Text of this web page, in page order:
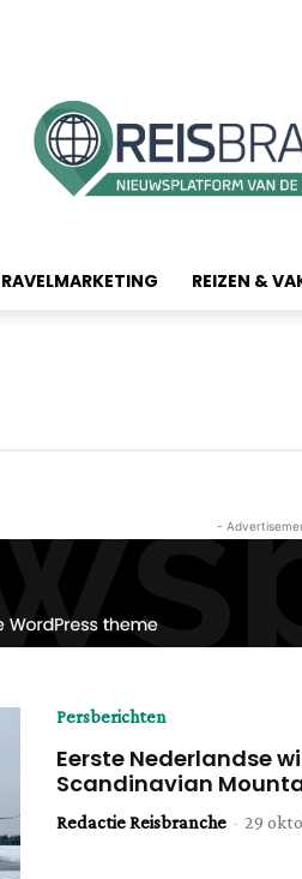
REIZEN &
-
Persberichten
Eerste Nederlandse
Scandinavian
Redactie Reisbranche - 29